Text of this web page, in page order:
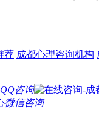
荐 成都心理咨询机构
QQ咨询
微信咨询